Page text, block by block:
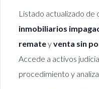
Listado actualizado de
inmobiliarios
remateyventa sin
Accede a activos
procedimiento y